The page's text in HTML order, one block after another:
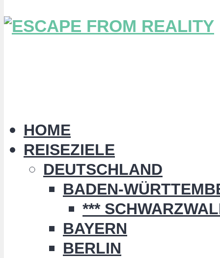
HOME
REISEZIELE
DEUTSCHLAND
BADEN-
***
BAYERN
BERLIN